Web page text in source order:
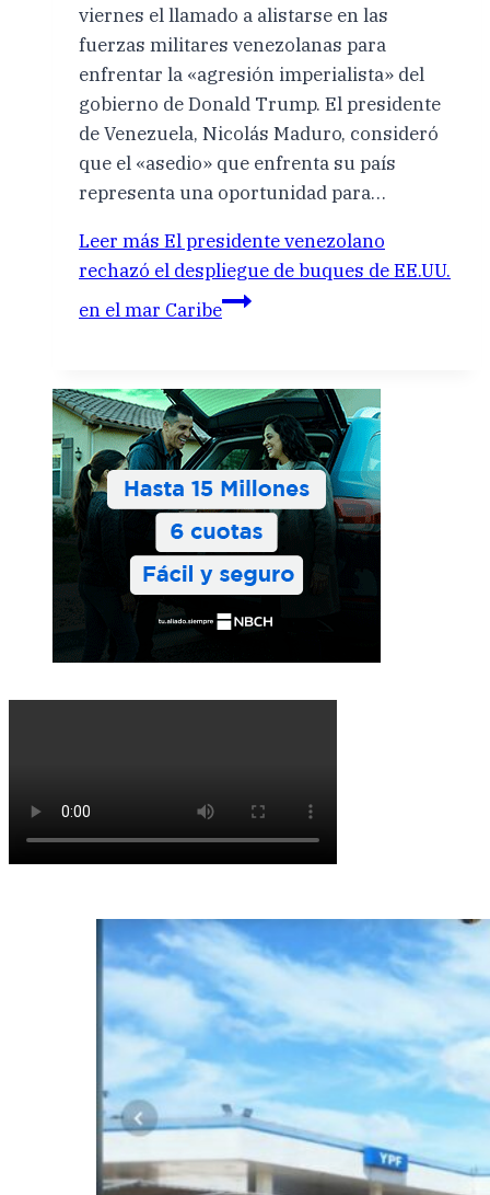
viernes el llamado a alistarse en las
fuerzas militares venezolanas para
enfrentar la «agresión imperialista» del
gobierno de Donald Trump. El presidente
de Venezuela, Nicolás Maduro, consideró
que el «asedio» que enfrenta su país
representa una oportunidad para…
Leer más El presidente venezolano
rechazó el despliegue de buques de EE.UU.
en el mar Caribe